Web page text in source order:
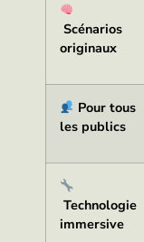
Scénarios
originaux
Pour tous
les publics
Technologie
immersive